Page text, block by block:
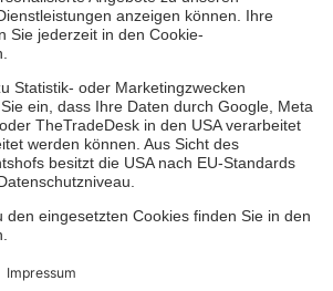
Jobs & Ehrenamt
Spendenprojekte
Johanniter-Jugend
Einrichtungen